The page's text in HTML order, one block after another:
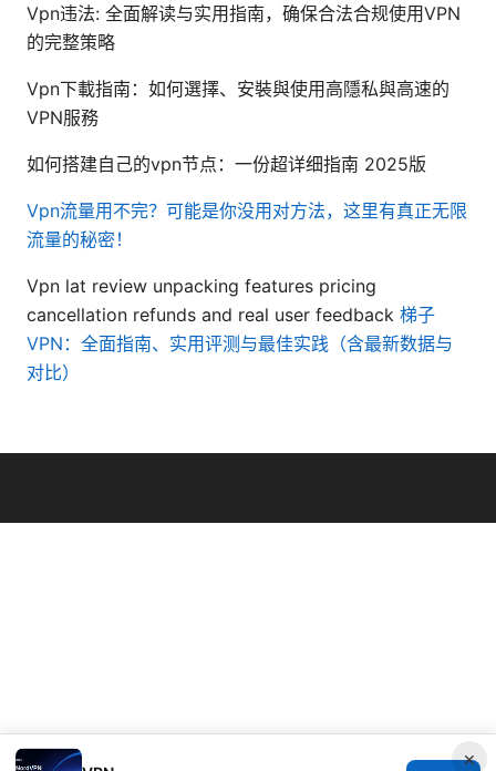
Vpn违法: 全面解读与实用指南，确保合法合规使用VPN
的完整策略
Vpn下載指南：如何選擇、安裝與使用高隱私與高速的
VPN服務
如何搭建自己的vpn节点：一份超详细指南 2025版
Vpn流量用不完？可能是你没用对方法，这里有真正无限
流量的秘密！
Vpn lat review unpacking features pricing
cancellation refunds and real user feedback 梯子
VPN：全面指南、实用评测与最佳实践（含最新数据与
对比）
×